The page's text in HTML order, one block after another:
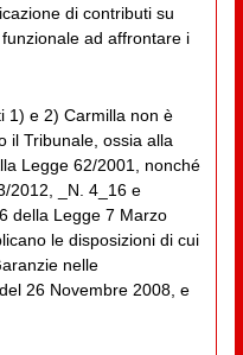
di contributi su
ad affrontare i
1) e 2) Carmilla non è
il Tribunale, ossia alla
Legge 62/2001, nonché
2012, _N. 4_16 e
della Legge 7 Marzo
le disposizioni di cui
nelle
26 Novembre 2008, e